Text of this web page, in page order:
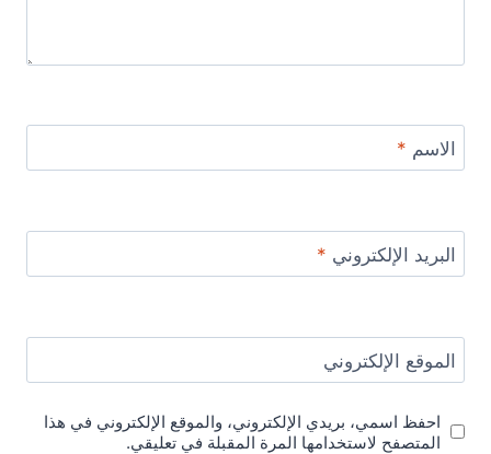
الاسم *
البريد الإلكتروني *
الموقع الإلكتروني
احفظ اسمي، بريدي الإلكتروني، والموقع الإلكتروني في هذا
المتصفح لاستخدامها المرة المقبلة في تعليقي.